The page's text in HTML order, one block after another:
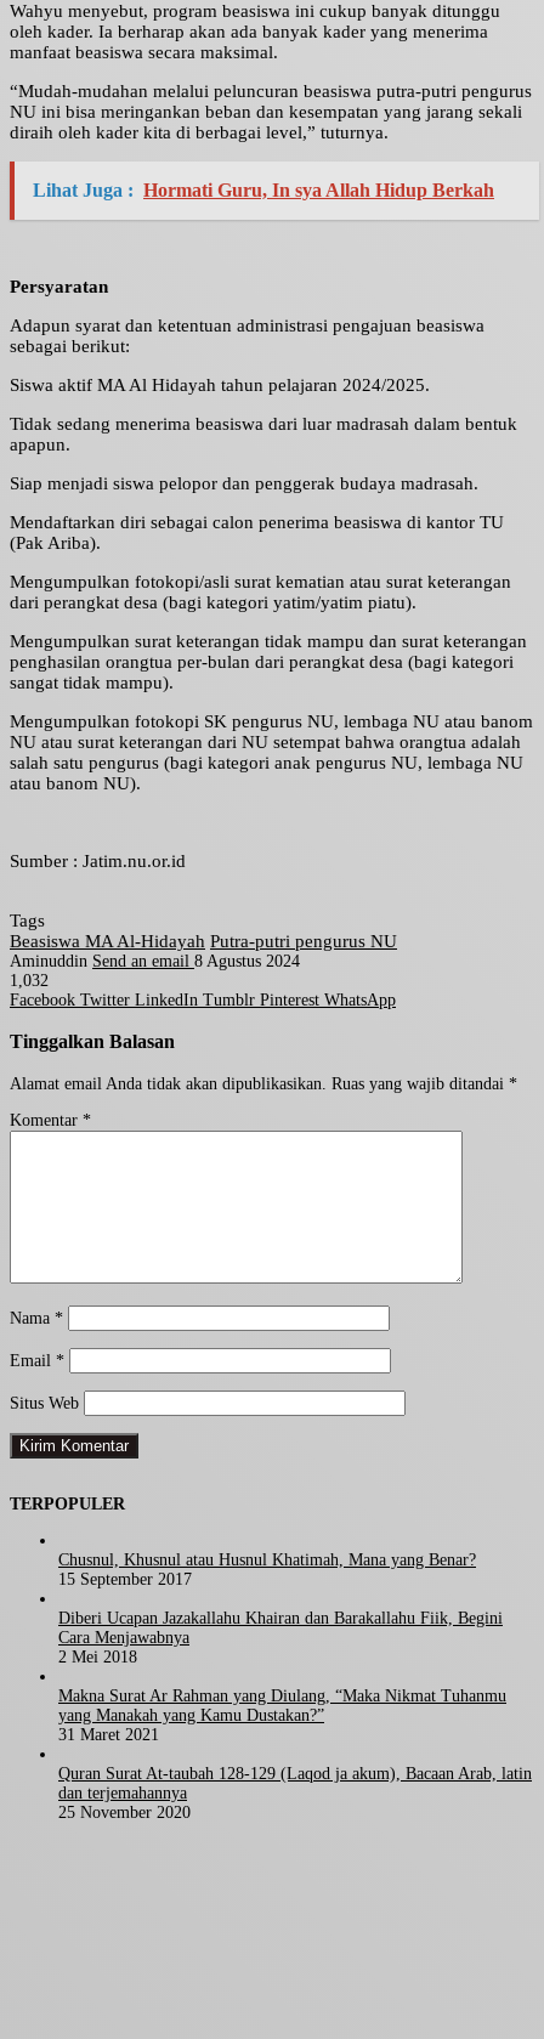
Wahyu menyebut, program beasiswa ini cukup banyak ditunggu
oleh kader. Ia berharap akan ada banyak kader yang menerima
manfaat beasiswa secara maksimal.
“Mudah-mudahan melalui peluncuran beasiswa putra-putri pengurus
NU ini bisa meringankan beban dan kesempatan yang jarang sekali
diraih oleh kader kita di berbagai level,” tuturnya.
Lihat Juga : Hormati Guru, In sya Allah Hidup Berkah
Persyaratan
Adapun syarat dan ketentuan administrasi pengajuan beasiswa
sebagai berikut:
Siswa aktif MA Al Hidayah tahun pelajaran 2024/2025.
Tidak sedang menerima beasiswa dari luar madrasah dalam bentuk
apapun.
Siap menjadi siswa pelopor dan penggerak budaya madrasah.
Mendaftarkan diri sebagai calon penerima beasiswa di kantor TU
(Pak Ariba).
Mengumpulkan fotokopi/asli surat kematian atau surat keterangan
dari perangkat desa (bagi kategori yatim/yatim piatu).
Mengumpulkan surat keterangan tidak mampu dan surat keterangan
penghasilan orangtua per-bulan dari perangkat desa (bagi kategori
sangat tidak mampu).
Mengumpulkan fotokopi SK pengurus NU, lembaga NU atau banom
NU atau surat keterangan dari NU setempat bahwa orangtua adalah
salah satu pengurus (bagi kategori anak pengurus NU, lembaga NU
atau banom NU).
Sumber : Jatim.nu.or.id
Tags
Beasiswa MA Al-Hidayah Putra-putri pengurus NU
Aminuddin Send an email 8 Agustus 2024
1,032
Facebook Twitter LinkedIn Tumblr Pinterest WhatsApp
Tinggalkan Balasan
Alamat email Anda tidak akan dipublikasikan. Ruas yang wajib ditandai *
Komentar *
Nama *
Email *
Situs Web
TERPOPULER
Chusnul, Khusnul atau Husnul Khatimah, Mana yang Benar?
15 September 2017
Diberi Ucapan Jazakallahu Khairan dan Barakallahu Fiik, Begini
Cara Menjawabnya
2 Mei 2018
Makna Surat Ar Rahman yang Diulang, “Maka Nikmat Tuhanmu
yang Manakah yang Kamu Dustakan?”
31 Maret 2021
Quran Surat At-taubah 128-129 (Laqod ja akum), Bacaan Arab, latin
dan terjemahannya
25 November 2020